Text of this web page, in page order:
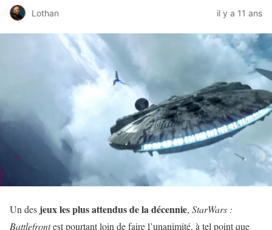
Lothan il y a 11 ans
Un des jeux les plus attendus de la décennie, StarWars :
Battlefrontest pourtant loin de faire l’unanimité, à tel point que